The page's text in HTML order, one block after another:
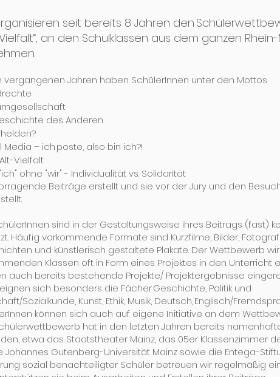
seit bereits 8 Jahren den
an den Schulklassen aus dem ganzen
vergangenen Jahren haben SchülerInnen unter den Mottos
des Anderen
Media – ich poste, also bin ich?!
Vielfalt
ohne "wir" - Individualität vs. Solidarität
Beiträge erstellt und sie vor der Jury und den
sind in der Gestaltungsweise ihres Beitrags (fast)
Häufig vorkommende Formate sind Kurzfilme, Bilder,
und künstlerisch gestaltete Plakate. Der Wettbewerb
Klassen oft in Form eines Projektes in den Unterricht
auch bereits bestehende Projekte/ Projektergebnisse
sich besonders die Fächer Geschichte, Politik und
Sozialkunde, Kunst, Ethik, Musik, Deutsch, Englisch/
können sich auch auf eigene Initiative an dem
hat in den letzten Jahren bereits
etwa das Staatstheater Mainz, das 05er Klassenzimmer
Johannes Gutenberg-Universität Mainz sowie die Entega-
sozial benachteiligter Schüler betreuen wir regelmäßig